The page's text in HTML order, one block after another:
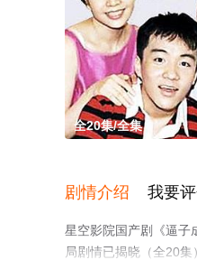
全20集/全集
剧情介绍 我要
星空影院国产剧《逼子
局剧情已揭晓（全20